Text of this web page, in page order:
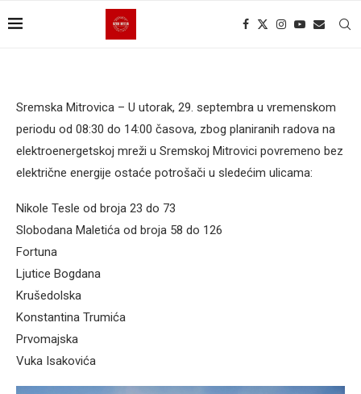
Sremska Mitrovica – U utorak, 29. septembra u vremenskom
periodu od 08:30 do 14:00 časova, zbog planiranih radova na
elektroenergetskoj mreži u Sremskoj Mitrovici povremeno bez
električne energije ostaće potrošači u sledećim ulicama:
Nikole Tesle od broja 23 do 73
Slobodana Maletića od broja 58 do 126
Fortuna
Ljutice Bogdana
Krušedolska
Konstantina Trumića
Prvomajska
Vuka Isakovića